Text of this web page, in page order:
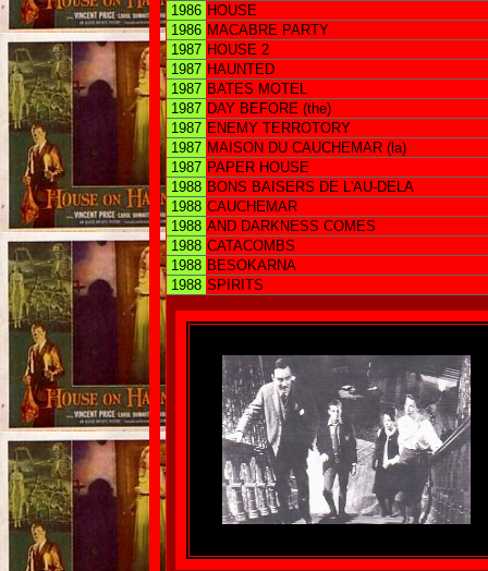
1986 HOUSE
1986 MACABRE PARTY
1987 HOUSE 2
1987 HAUNTED
1987 BATES MOTEL
1987 DAY BEFORE (the)
1987 ENEMY TERROTORY
1987 MAISON DU CAUCHEMAR (la)
1987 PAPER HOUSE
1988 BONS BAISERS DE L'AU-DELA
1988 CAUCHEMAR
1988 AND DARKNESS COMES
1988 CATACOMBS
1988 BESOKARNA
1988 SPIRITS